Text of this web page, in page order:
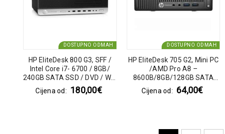
DOSTUPNO ODMAH
HP EliteDesk 800 G3, SFF /
Intel Core i7- 6700 / 8GB/
240GB SATA SSD / DVD / Win
10 Pro
Cijena od: 180,00€
DOSTUPNO ODMAH
HP EliteDesk 705 G2, Mini PC
/AMD Pro A8 –
8600B/8GB/128GB SATA
SSD
Cijena od: 64,00€